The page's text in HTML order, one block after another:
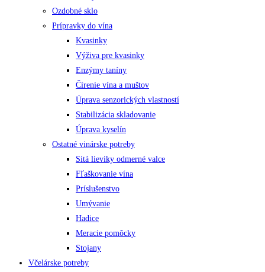
Ozdobné sklo
Prípravky do vína
Kvasinky
Výživa pre kvasinky
Enzýmy taníny
Čírenie vína a muštov
Úprava senzorických vlastností
Stabilizácia skladovanie
Úprava kyselín
Ostatné vinárske potreby
Sitá lieviky odmerné valce
Fľaškovanie vína
Príslušenstvo
Umývanie
Hadice
Meracie pomôcky
Stojany
Včelárske potreby